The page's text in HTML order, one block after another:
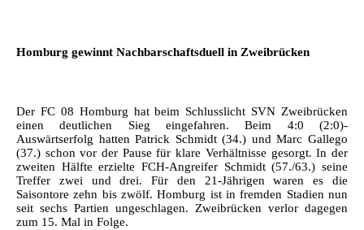
Homburg gewinnt Nachbarschaftsduell in Zweibrücken
Der FC 08 Homburg hat beim Schlusslicht SVN Zweibrücken
einen deutlichen Sieg eingefahren. Beim 4:0 (2:0)-
Auswärtserfolg hatten Patrick Schmidt (34.) und Marc Gallego
(37.) schon vor der Pause für klare Verhältnisse gesorgt. In der
zweiten Hälfte erzielte FCH-Angreifer Schmidt (57./63.) seine
Treffer zwei und drei. Für den 21-Jährigen waren es die
Saisontore zehn bis zwölf. Homburg ist in fremden Stadien nun
seit sechs Partien ungeschlagen. Zweibrücken verlor dagegen
zum 15. Mal in Folge.